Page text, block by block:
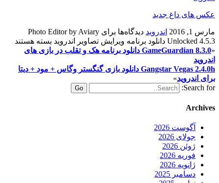
عکس های داغ جدید
مارس 1, 2016 اندروید دیدگاه‌ها
برای Photo Editor by Aviary
Unlocked 4.5.3 دانلود برنامه ویرایش تصاویر اندروید
بسته هستند
«
GameGuardian 8.3.0 دانلود برنامه هک و تقلب در بازی های
اندروید
Gangstar Vegas 2.4.0h دانلود بازی گنگستر وگاس + مود + دیتا
برای اندروید»
Search for:
Archives
آگوست 2026
جولای 2026
ژوئن 2026
فوریه 2026
ژانویه 2026
دسامبر 2025